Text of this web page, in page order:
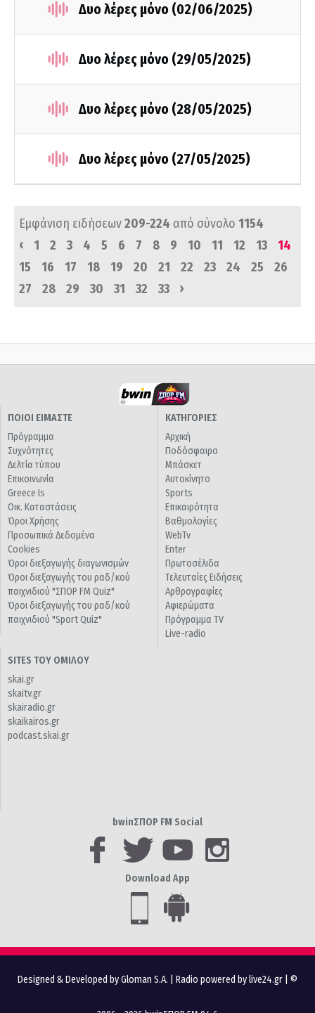
Δυο λέρες μόνο (02/06/2025)
Δυο λέρες μόνο (29/05/2025)
Δυο λέρες μόνο (28/05/2025)
Δυο λέρες μόνο (27/05/2025)
Εμφάνιση ειδήσεων209-224 από σύνολο 1154
‹
1 2 3 4 5 6 7 8 9 10 11 12 13
14
15
16 17 18 19 20 21 22 23 24 25
26
27
28 29 30 31 32 33 ›
ΠΟΙΟΙ ΕΙΜΑΣΤΕ
Πρόγραμμα
Συχνότητες
Δελτία τύπου
Επικοινωνία
Greece Is
Οικ. Καταστάσεις
Όροι Χρήσης
Προσωπικά Δεδομένα
Cookies
Όροι διεξαγωγής διαγωνισμών
Όροι διεξαγωγής του ραδ/κού
παιχνιδιού "ΣΠΟΡ FM Quiz"
Όροι διεξαγωγής του ραδ/κού
παιχνιδιού "Sport Quiz"
ΚΑΤΗΓΟΡΙΕΣ
Αρχική
Ποδόσφαιρο
Μπάσκετ
Αυτοκίνητο
Sports
Επικαιρότητα
Βαθμολογίες
WebTv
Enter
Πρωτοσέλιδα
Τελευταίες Ειδήσεις
Αρθρογραφίες
Αφιερώματα
Πρόγραμμα TV
Live-radio
SITES ΤΟΥ ΟΜΙΛΟΥ
skai.gr
skaitv.gr
skairadio.gr
skaikairos.gr
podcast.skai.gr
bwinΣΠΟΡ FM Social
Download App
Designed & Developed by Gloman S.A. Radio powered by live24.gr | ©